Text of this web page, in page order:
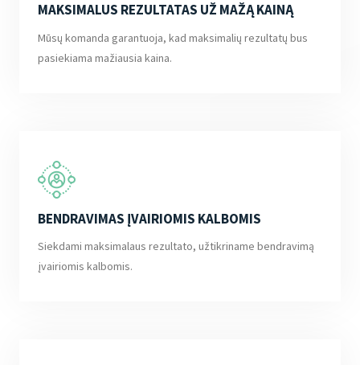
MAKSIMALUS REZULTATAS UŽ MAŽĄ KAINĄ
Mūsų komanda garantuoja, kad maksimalių rezultatų bus
pasiekiama mažiausia kaina.
BENDRAVIMAS ĮVAIRIOMIS KALBOMIS
Siekdami maksimalaus rezultato, užtikriname bendravimą
įvairiomis kalbomis.